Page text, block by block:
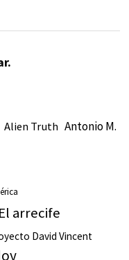
Alien Truth Antonio M.
El arrecife
David Vincent